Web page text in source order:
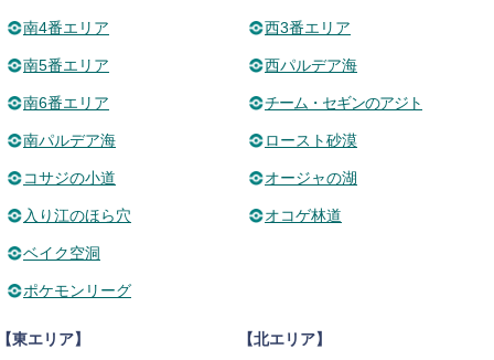
南4番エリア
南5番エリア
南6番エリア
南パルデア海
コサジの小道
入り江のほら穴
ベイク空洞
ポケモンリーグ
西3番エリア
西パルデア海
チーム・セギンのアジト
ロースト砂漠
オージャの湖
オコゲ林道
東エリア】
【北エリア】